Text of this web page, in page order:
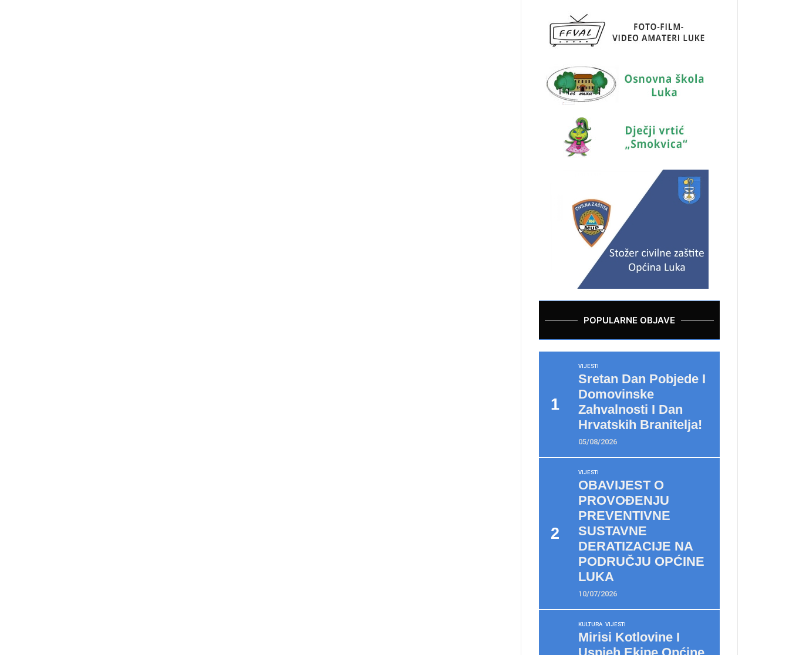
POPULARNE OBJAVE
VIJESTI
Sretan Dan Pobjede I
Domovinske
Zahvalnosti I Dan
Hrvatskih Branitelja!
05/08/2026
VIJESTI
OBAVIJEST O
PROVOĐENJU
PREVENTIVNE
SUSTAVNE
DERATIZACIJE NA
PODRUČJU OPĆINE
LUKA
10/07/2026
KULTURA VIJESTI
Mirisi Kotlovine I
Uspjeh Ekipe Općine